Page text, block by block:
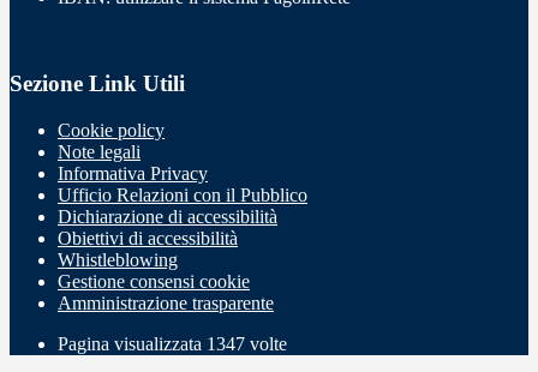
Sezione Link Utili
Cookie policy
Note legali
Informativa Privacy
Ufficio Relazioni con il Pubblico
Dichiarazione di accessibilità
Obiettivi di accessibilità
Whistleblowing
Gestione consensi cookie
Amministrazione trasparente
Pagina visualizzata 1347 volte